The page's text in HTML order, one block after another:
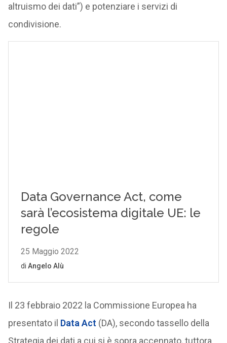
altruismo dei dati”) e potenziare i servizi di
condivisione.
Il 23 febbraio 2022 la Commissione Europea ha
presentato il Data Act (DA), secondo tassello della
Strategia dei dati a cui si è sopra accennato, tuttora